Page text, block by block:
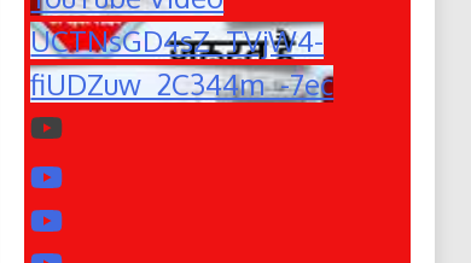
UCTNsGD4sZ_TVjW4-
fiUDZuw_2C344m_-7ec